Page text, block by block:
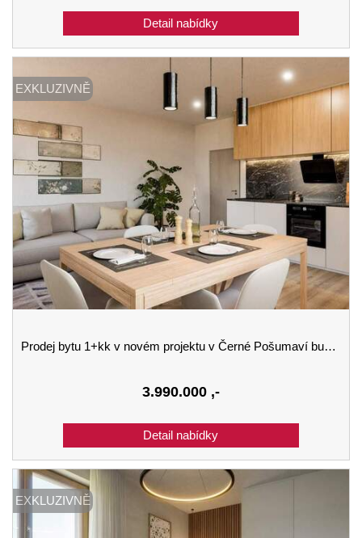
EXKLUZIVNĚ
Prodej bytu 1+kk v novém projektu v Černé Pošumaví budova B 2.podlaží
3.990.000 ,-
EXKLUZIVNĚ